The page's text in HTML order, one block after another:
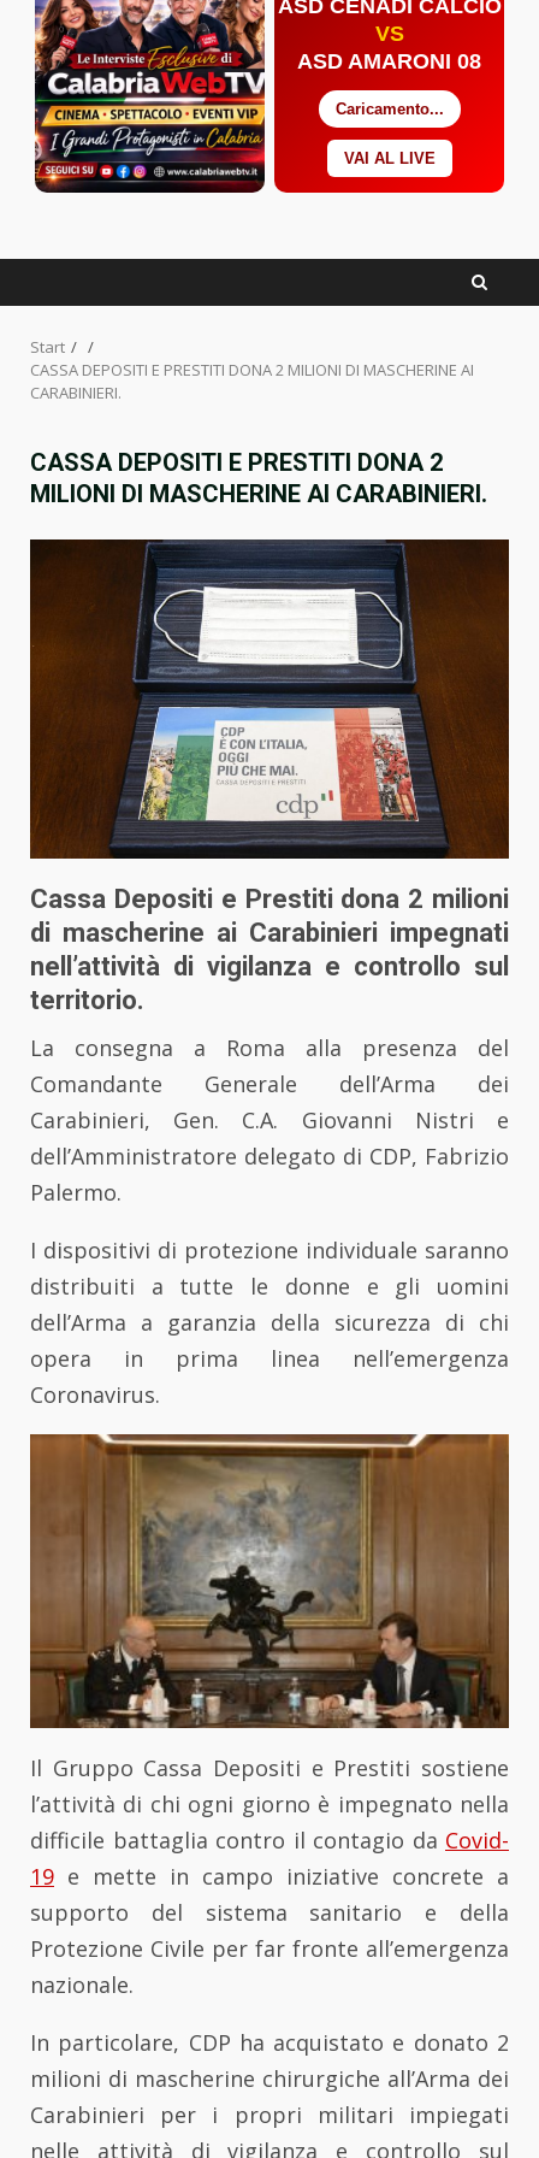
ASD CENADI CALCIO
VS
ASD AMARONI 08
Caricamento...
VAI AL LIVE
Start
CASSA DEPOSITI E PRESTITI DONA 2 MILIONI DI MASCHERINE AI
CARABINIERI.
CASSA DEPOSITI E PRESTITI DONA 2
MILIONI DI MASCHERINE AI CARABINIERI.
Cassa Depositi e Prestiti dona 2 milioni
di mascherine ai Carabinieri impegnati
nell’attività di vigilanza e controllo sul
territorio.
La consegna a Roma alla presenza del
Comandante Generale dell’Arma dei
Carabinieri, Gen. C.A. Giovanni Nistri e
dell’Amministratore delegato di CDP, Fabrizio
Palermo.
I dispositivi di protezione individuale saranno
distribuiti a tutte le donne e gli uomini
dell’Arma a garanzia della sicurezza di chi
opera in prima linea nell’emergenza
Coronavirus.
Il Gruppo Cassa Depositi e Prestiti sostiene
l’attività di chi ogni giorno è impegnato nella
difficile battaglia contro il contagio da Covid-
19 e mette in campo iniziative concrete a
supporto del sistema sanitario e della
Protezione Civile per far fronte all’emergenza
nazionale.
In particolare, CDP ha acquistato e donato 2
milioni di mascherine chirurgiche all’Arma dei
Carabinieri per i propri militari impiegati
nelle attività di vigilanza e controllo sul